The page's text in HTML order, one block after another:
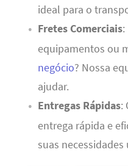
ideal para o
Fretes Comerciais:
equipamentos ou
negócio? Nossa
ajudar.
Entregas Rápidas:
entrega rápida e
suas necessidades